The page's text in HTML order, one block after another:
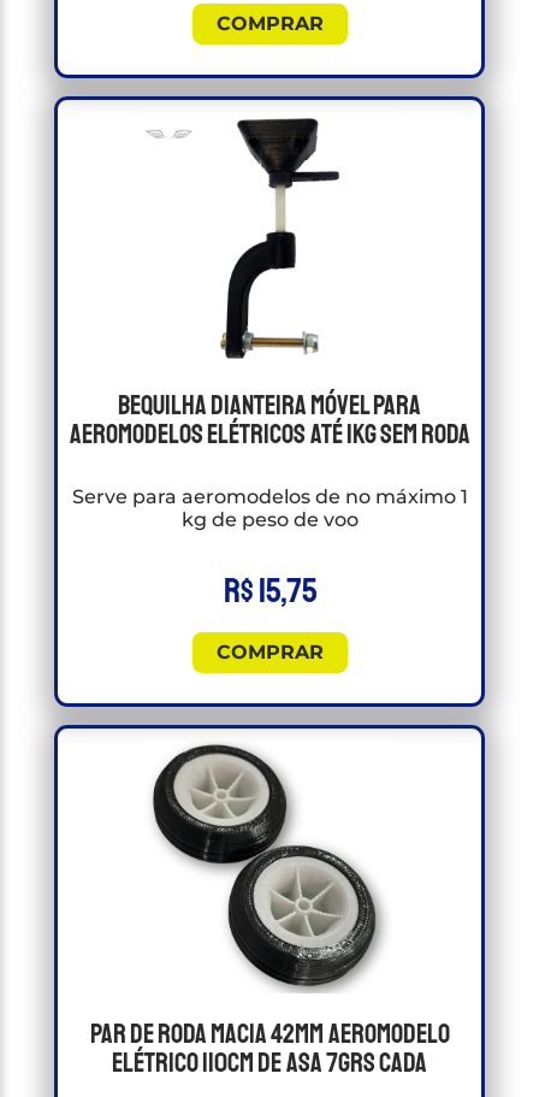
COMPRAR
Bequilha Dianteira Móvel Para
Aeromodelos Elétricos Até 1kg Sem roda
Serve para aeromodelos de no máximo 1
kg de peso de voo
R$15,75
COMPRAR
Par de Roda macia 42mm Aeromodelo
Elétrico 110cm de asa 7grs cada